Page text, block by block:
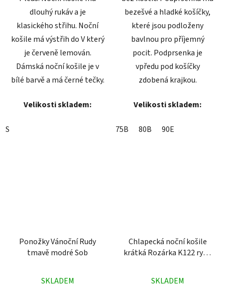
dlouhý rukáv a je
klasického střihu. Noční
košile má výstřih do V který
je červeně lemován.
Dámská noční košile je v
bílé barvě a má černé tečky.
Velikosti skladem:
S
bezešvé a hladké košíčky,
které jsou podloženy
bavlnou pro příjemný
pocit. Podprsenka je
vpředu pod košíčky
zdobená krajkou.
Velikosti skladem:
75B 80B 90E
Ponožky Vánoční Rudy
tmavě modré Sob
SKLADEM
Chlapecká noční košile
krátká Rozárka K122 ryba
SKLADEM